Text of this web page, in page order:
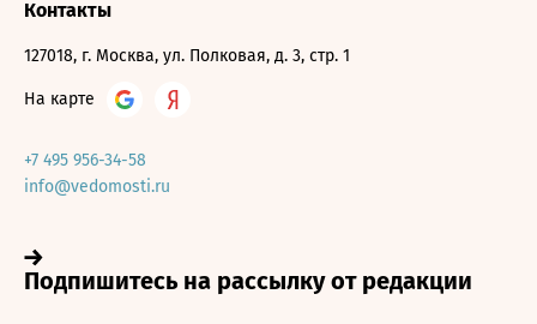
Контакты
127018, г. Москва, ул. Полковая, д. 3, стр. 1
На карте
+7 495 956-34-58
info@vedomosti.ru